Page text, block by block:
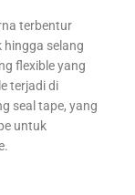
terbentur
hingga selang
flexible yang
terjadi di
seal tape, yang
untuk